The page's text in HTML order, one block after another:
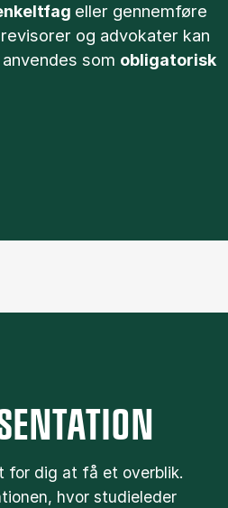
eller gennemføre
og advokater kan
som obligatorisk
for dig at få et overblik.
hvor studieleder